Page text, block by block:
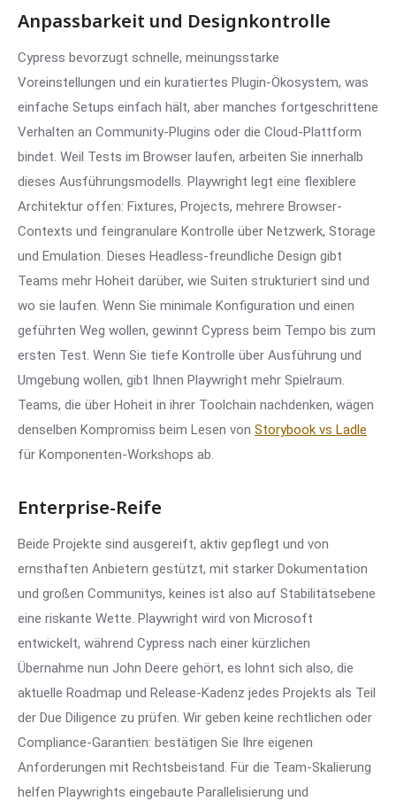
Anpassbarkeit und Designkontrolle
Cypress bevorzugt schnelle, meinungsstarke
Voreinstellungen und ein kuratiertes Plugin-Ökosystem, was
einfache Setups einfach hält, aber manches fortgeschrittene
Verhalten an Community-Plugins oder die Cloud-Plattform
bindet. Weil Tests im Browser laufen, arbeiten Sie innerhalb
dieses Ausführungsmodells. Playwright legt eine flexiblere
Architektur offen: Fixtures, Projects, mehrere Browser-
Contexts und feingranulare Kontrolle über Netzwerk, Storage
und Emulation. Dieses Headless-freundliche Design gibt
Teams mehr Hoheit darüber, wie Suiten strukturiert sind und
wo sie laufen. Wenn Sie minimale Konfiguration und einen
geführten Weg wollen, gewinnt Cypress beim Tempo bis zum
ersten Test. Wenn Sie tiefe Kontrolle über Ausführung und
Umgebung wollen, gibt Ihnen Playwright mehr Spielraum.
Teams, die über Hoheit in ihrer Toolchain nachdenken, wägen
denselben Kompromiss beim Lesen von Storybook vs Ladle
für Komponenten-Workshops ab.
Enterprise-Reife
Beide Projekte sind ausgereift, aktiv gepflegt und von
ernsthaften Anbietern gestützt, mit starker Dokumentation
und großen Communitys, keines ist also auf Stabilitätsebene
eine riskante Wette. Playwright wird von Microsoft
entwickelt, während Cypress nach einer kürzlichen
Übernahme nun John Deere gehört, es lohnt sich also, die
aktuelle Roadmap und Release-Kadenz jedes Projekts als Teil
der Due Diligence zu prüfen. Wir geben keine rechtlichen oder
Compliance-Garantien: bestätigen Sie Ihre eigenen
Anforderungen mit Rechtsbeistand. Für die Team-Skalierung
helfen Playwrights eingebaute Parallelisierung und